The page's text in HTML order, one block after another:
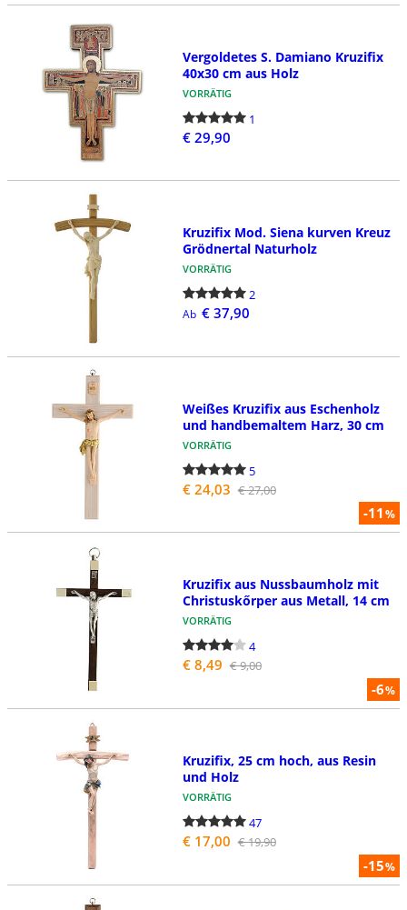
Vergoldetes S. Damiano Kruzifix
40x30 cm aus Holz
VORRÄTIG
1
€ 29,90
Kruzifix Mod. Siena kurven Kreuz
Grödnertal Naturholz
VORRÄTIG
2
Ab € 37,90
-11%
Weißes Kruzifix aus Eschenholz
und handbemaltem Harz, 30 cm
VORRÄTIG
5
€ 24,03 € 27,00
-6%
Kruzifix aus Nussbaumholz mit
Christuskőrper aus Metall, 14 cm
VORRÄTIG
4
€ 8,49 € 9,00
-15%
Kruzifix, 25 cm hoch, aus Resin
und Holz
VORRÄTIG
47
€ 17,00 € 19,90